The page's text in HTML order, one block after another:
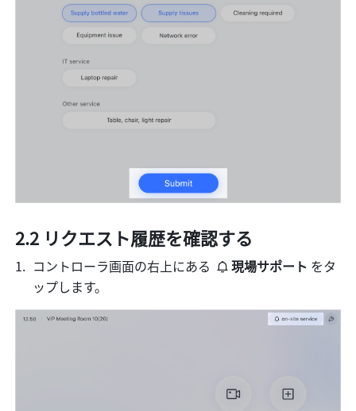
2.2 リクエスト履歴を確認する
コントローラ画面の右上にある 現場サポート をタ
ップします。